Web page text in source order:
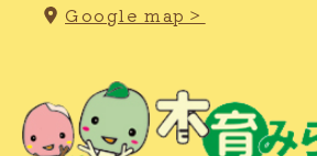
Google map＞